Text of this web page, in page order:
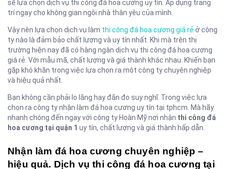
sẽ lựa chọn dịch vụ thi công đá hoa cương uy tín. Áp dụng trang
trí ngay cho không gian ngôi nhà thân yêu của mình.
Vậy nên lựa chọn dịch vụ làm thi công đá hoa cương giá rẻ ở công
ty nào là đảm bảo chất lượng và uy tín nhất. Khi mà trên thị
trường hiện nay đã có hàng ngàn dịch vụ thi công đá hoa cương
giá rẻ. Với mẫu mã, chất lượng và giá thành khác nhau. Khiến bạn
gặp khó khăn trong việc lựa chọn ra một công ty chuyên nghiệp
và hiệu quả nhất.
Bạn không cần phải lo lắng hay đắn đo suy nghĩ. Trong việc lựa
chọn ra công ty nhận làm đá hoa cương uy tín tại tphcm. Mà hãy
nhanh chóng đến ngay với công ty Hoàn Mỹ nơi nhận thi công đá
hoa cương tại quận 1 uy tín, chất lượng và giá thành hấp dẫn.
Nhận làm đá hoa cương chuyên nghiệp –
hiệu quả. Dịch vụ thi công đá hoa cương tại